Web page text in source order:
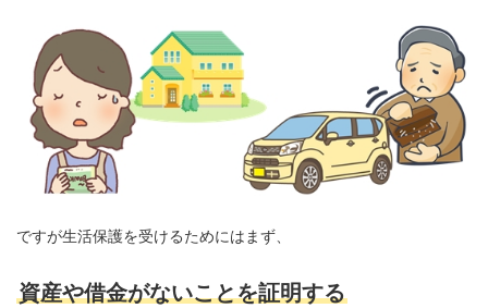
ですが生活保護を受けるためにはまず、
資産や借金がないことを証明する